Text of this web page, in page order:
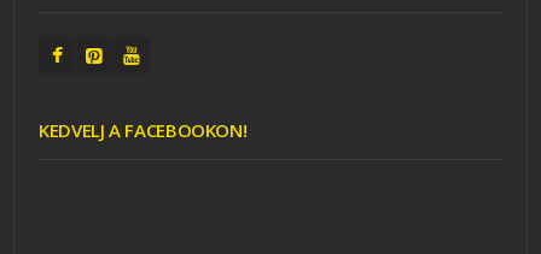
KEDVELJ A FACEBOOKON!